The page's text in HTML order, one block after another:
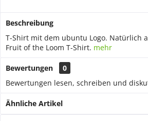
Beschreibung
T-Shirt mit dem ubuntu Logo. Natürlich
Fruit of the Loom T-Shirt. mehr
Bewertungen
0
Bewertungen lesen, schreiben und
Ähnliche Artikel